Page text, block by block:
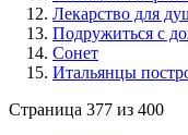
Лекарство для
Подружиться с
Сонет
Итальянцы
Страница 377 из 400